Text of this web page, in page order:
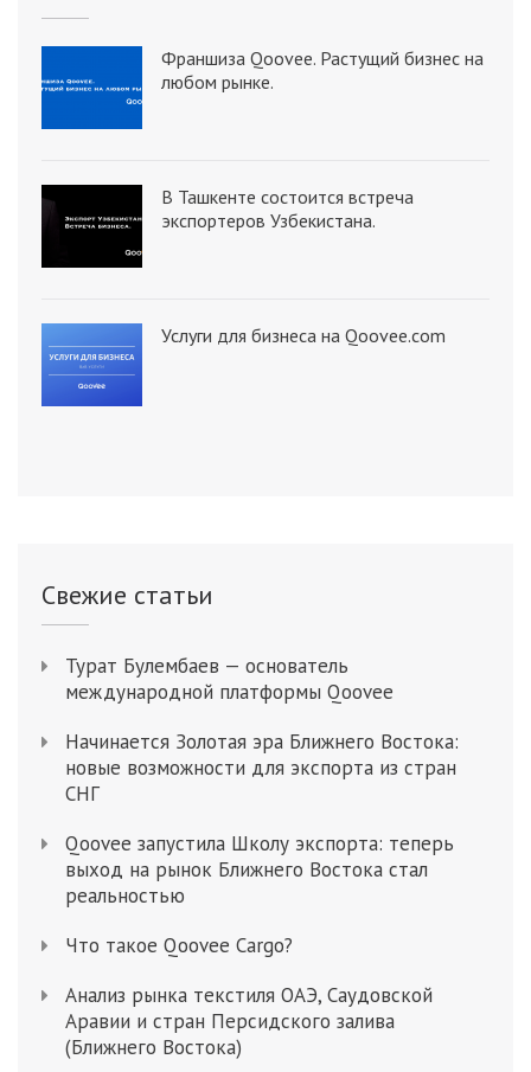
Франшиза Qoovee. Растущий бизнес на
любом рынке.
В Ташкенте состоится встреча
экспортеров Узбекистана.
Услуги для бизнеса на Qoovee.com
Свежие статьи
Турат Булембаев — основатель
международной платформы Qoovee
Начинается Золотая эра Ближнего Востока:
новые возможности для экспорта из стран
СНГ
Qoovee запустила Школу экспорта: теперь
выход на рынок Ближнего Востока стал
реальностью
Что такое Qoovee Cargo?
Анализ рынка текстиля ОАЭ, Саудовской
Аравии и стран Персидского залива
(Ближнего Востока)